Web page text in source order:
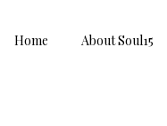
Home About Soul15